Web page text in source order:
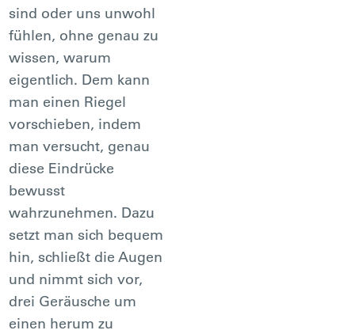
sind oder uns unwohl
fühlen, ohne genau zu
wissen, warum
eigentlich. Dem kann
man einen Riegel
vorschieben, indem
man versucht, genau
diese Eindrücke
bewusst
wahrzunehmen. Dazu
setzt man sich bequem
hin, schließt die Augen
und nimmt sich vor,
drei Geräusche um
einen herum zu